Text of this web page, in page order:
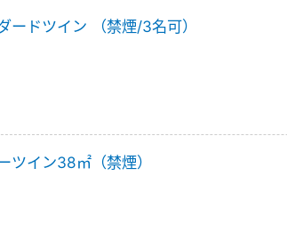
ードツイン （禁煙/3名可）
ツイン38㎡（禁煙）